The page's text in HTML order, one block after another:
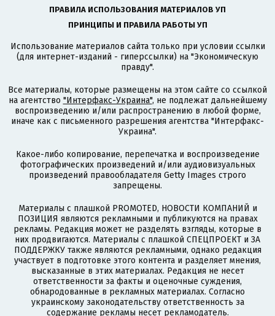
ПРАВИЛА ИСПОЛЬЗОВАНИЯ МАТЕРИАЛОВ УП
ПРИНЦИПЫ И ПРАВИЛА РАБОТЫ УП
Использование материалов сайта только при условии ссылки
(для интернет-изданий - гиперссылки) на "Экономическую
правду".
Все материалы, которые размещены на этом сайте со ссылкой
на агентство "Интерфакс-Украина", не подлежат дальнейшему
воспроизведению и/или распространению в любой форме,
иначе как с письменного разрешения агентства "Интерфакс-
Украина".
Какое-либо копирование, перепечатка и воспроизведение
фотографических произведений и/или аудиовизуальных
произведений правообладателя Getty Images строго
запрещены.
Материалы с плашкой PROMOTED, НОВОСТИ КОМПАНИЙ и
ПОЗИЦИЯ являются рекламными и публикуются на правах
рекламы. Редакция может не разделять взгляды, которые в
них продвигаются. Материалы с плашкой СПЕЦПРОЕКТ и ЗА
ПОДДЕРЖКУ также являются рекламными, однако редакция
участвует в подготовке этого контента и разделяет мнения,
высказанные в этих материалах. Редакция не несет
ответственности за факты и оценочные суждения,
обнародованные в рекламных материалах. Согласно
украинскому законодательству ответственность за
содержание рекламы несет рекламодатель.